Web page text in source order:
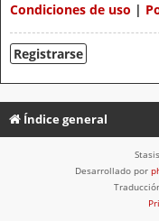
Condiciones de uso |
Registrarse
Índice general
Desarrollado por